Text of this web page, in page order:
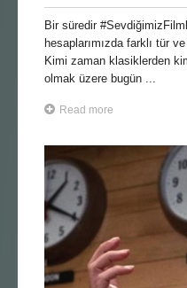
Bir süredir
hesaplarımızda farklı tür
Kimi zaman klasiklerden
olmak üzere bugün ...
Read more